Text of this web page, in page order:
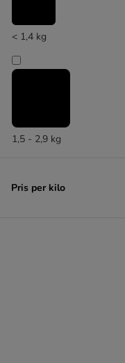
Rosie's Farm
Schesir
Taste of the Wild
Yarrah
Killingefoder
< 1,4 kg
1,5 - 2,9 kg
Pris per kilo